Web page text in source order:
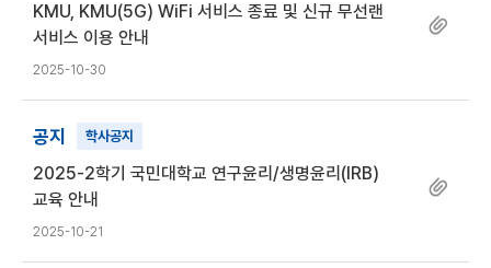
KMU, KMU(5G) WiFi 서비스 종료 및 신규 무선랜
서비스 이용 안내
2025-10-30
공지 학사공지
2025-2학기 국민대학교 연구윤리/생명윤리(IRB)
교육 안내
2025-10-21